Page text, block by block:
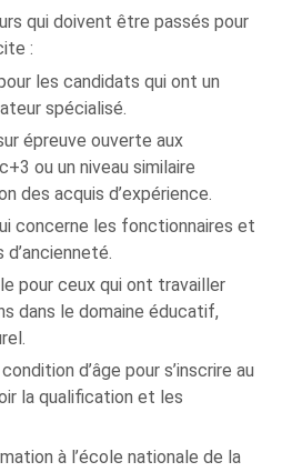
qui doivent être passés pour
:
les candidats qui ont un
spécialisé.
épreuve ouverte aux
ou un niveau similaire
des acquis d’expérience.
concerne les fonctionnaires et
pour ceux qui ont travailler
dans le domaine éducatif,
d’âge pour s’inscrire au
la qualification et les
à l’école nationale de la